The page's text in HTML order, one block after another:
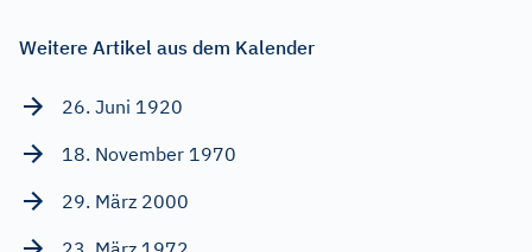
Weitere Artikel aus dem Kalender
26. Juni 1920
18. November 1970
29. März 2000